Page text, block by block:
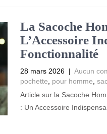
La Sacoche
L’Accessoire
Fonctionnalité
28 mars 2026 | Aucun
pochette
pour homme
Article sur la Sacoche
: Un Accessoire